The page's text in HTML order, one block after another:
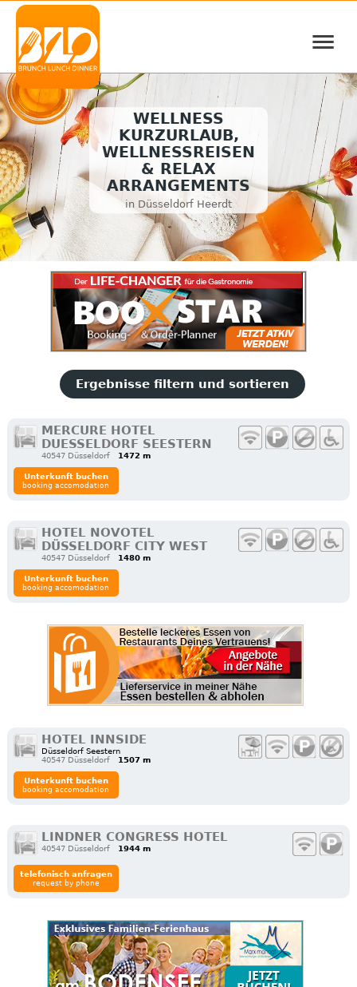
≡
WELLNESS
KURZURLAUB,
WELLNESSREISEN
& RELAX
ARRANGEMENTS
in Düsseldorf Heerdt
Ergebnisse filtern und sortieren
MERCURE HOTEL
DUESSELDORF SEESTERN
40547 Düsseldorf 1472 m
Unterkunft buchen
booking accomodation
HOTEL NOVOTEL
DÜSSELDORF CITY WEST
40547 Düsseldorf 1480 m
Unterkunft buchen
booking accomodation
HOTEL INNSIDE
Düsseldorf Seestern
40547 Düsseldorf
1507 m
Unterkunft buchen
booking accomodation
LINDNER CONGRESS HOTEL
40547 Düsseldorf 1944 m
telefonisch anfragen
request by phone